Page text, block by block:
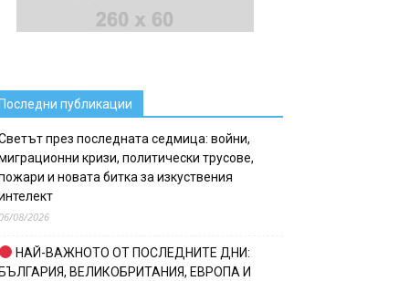
публикации
през последната седмица: войни,
кризи, политически трусове,
и новата битка за изкуствения
08/2026
НАЙ-ВАЖНОТО ОТ ПОСЛЕДНИТЕ ДНИ:
ВЕЛИКОБРИТАНИЯ, ЕВРОПА И